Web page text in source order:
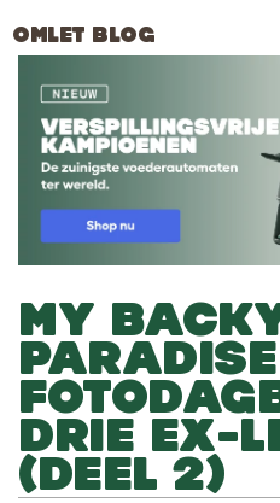
OMLET BLOG
MY
DRIE EX-
(DEEL 2)